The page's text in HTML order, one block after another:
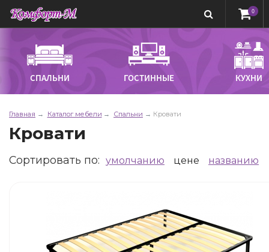
0
СПАЛЬНИ ГОСТИННЫЕ КУХНИ
Главная Каталог мебели Спальни Кровати
Кровати
Сортировать по: умолчанию цене названию